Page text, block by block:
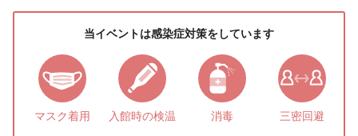
当イベントは感染症対策をしています
マスク着用 入館時の検温 消毒 三密回避